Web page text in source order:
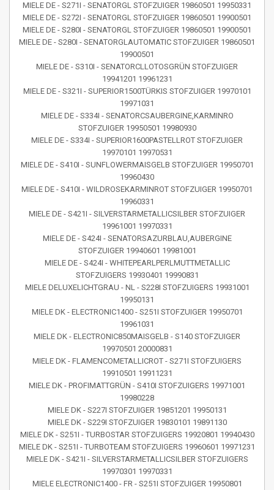
MIELE DE - S271I - SENATORGL STOFZUIGER 19860501 19950331
MIELE DE - S272I - SENATORGL STOFZUIGER 19860501 19900501
MIELE DE - S280I - SENATORGL STOFZUIGER 19860501 19900501
MIELE DE - S280I - SENATORGLAUTOMATIC STOFZUIGER 19860501
19900501
MIELE DE - S310I - SENATORCLLOTOSGRÜN STOFZUIGER
19941201 19961231
MIELE DE - S321I - SUPERIOR1500TÜRKIS STOFZUIGER 19970101
19971031
MIELE DE - S334I - SENATORCSAUBERGINE,KARMINRO
STOFZUIGER 19950501 19980930
MIELE DE - S334I - SUPERIOR1600PASTELLROT STOFZUIGER
19970101 19970531
MIELE DE - S410I - SUNFLOWERMAISGELB STOFZUIGER 19950701
19960430
MIELE DE - S410I - WILDROSEKARMINROT STOFZUIGER 19950701
19960331
MIELE DE - S421I - SILVERSTARMETALLICSILBER STOFZUIGER
19961001 19970331
MIELE DE - S424I - SENATORSAZURBLAU,AUBERGINE
STOFZUIGER 19940601 19981001
MIELE DE - S424I - WHITEPEARLPERLMUTTMETALLIC
STOFZUIGERS 19930401 19990831
MIELE DELUXELICHTGRAU - NL - S228I STOFZUIGERS 19931001
19950131
MIELE DK - ELECTRONIC1400 - S251I STOFZUIGER 19950701
19961031
MIELE DK - ELECTRONIC850MAISGELB - S140 STOFZUIGER
19970501 20000831
MIELE DK - FLAMENCOMETALLICROT - S271I STOFZUIGERS
19910501 19911231
MIELE DK - PROFIMATTGRÜN - S410I STOFZUIGERS 19971001
19980228
MIELE DK - S227I STOFZUIGER 19851201 19950131
MIELE DK - S229I STOFZUIGER 19830101 19891130
MIELE DK - S251I - TURBOSTAR STOFZUIGERS 19920801 19940430
MIELE DK - S251I - TURBOTEAM STOFZUIGERS 19960601 19971231
MIELE DK - S421I - SILVERSTARMETALLICSILBER STOFZUIGERS
19970301 19970331
MIELE ELECTRONIC1400 - FR - S251I STOFZUIGER 19950801